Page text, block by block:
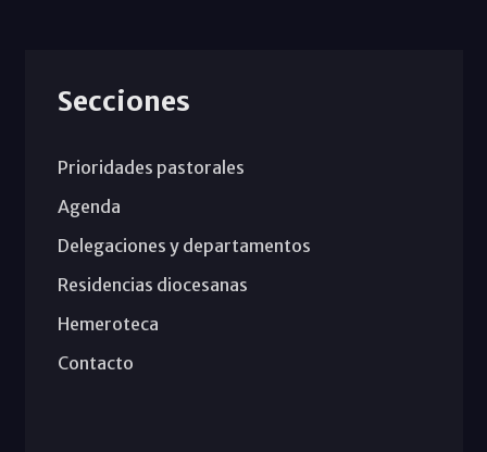
Secciones
Prioridades pastorales
Agenda
Delegaciones y departamentos
Residencias diocesanas
Hemeroteca
Contacto